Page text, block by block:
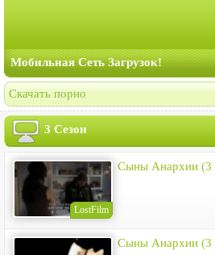
Мобильная Сеть Загрузок!
Скачать порно
3 Сезон
LostFilm
Сыны Анархии (3
Сыны Анархии (3